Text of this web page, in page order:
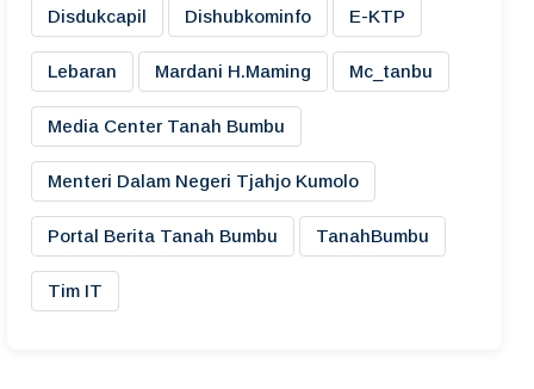
Disdukcapil Dishubkominfo E-KTP
Lebaran Mardani H.maming Mc_tanbu
Media Center Tanah Bumbu
Menteri Dalam Negeri Tjahjo Kumolo
Portal Berita Tanah Bumbu TanahBumbu
Tim IT